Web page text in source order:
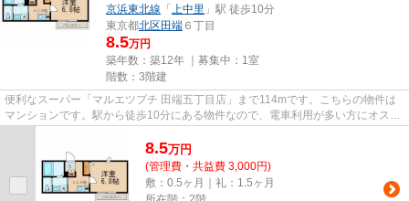
京浜東北線 「 上中里 」駅 徒歩10分
東京都北区 田端 ６丁目
8.5万円
築年数：築12年 ｜募集中： 1室
階数：3階建
便利なスーパー「マルエツプチ 田端五丁目店」まで114mです。こちらの物件は
マンションです。駅から徒歩10分にある物件なので、電車利用が多い方にオスス
8.5万円
(管理費・共益費 3,000円)
敷：0.5ヶ月｜礼：1.5ヶ月